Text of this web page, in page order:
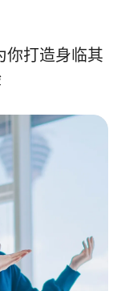
你打造身临其